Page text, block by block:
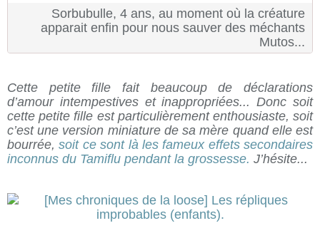
Sorbubulle, 4 ans, au moment où la créature
apparait enfin pour nous sauver des méchants
Mutos...
Cette petite fille fait beaucoup de déclarations
d’amour intempestives et inappropriées... Donc soit
cette petite fille est particulièrement enthousiaste, soit
c’est une version miniature de sa mère quand elle est
bourrée,soit ce sont là les fameux effets secondaires
inconnus du Tamiflu pendant la grossesse. J’hésite...